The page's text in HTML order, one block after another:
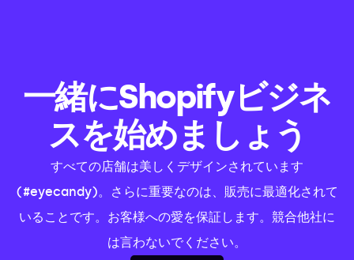
一緒にShopifyビジネ
スを始めましょう
すべての店舗は美しくデザインされています
(#eyecandy)。さらに重要なのは、販売に最適化されて
いることです。お客様への愛を保証します。競合他社に
は言わないでください。